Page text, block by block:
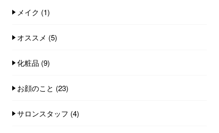
メイク (1)
オススメ (5)
化粧品 (9)
お顔のこと (23)
サロンスタッフ (4)